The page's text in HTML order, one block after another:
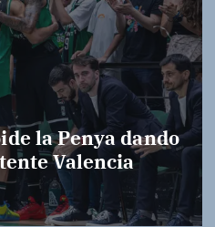
la Penya dando
Valencia